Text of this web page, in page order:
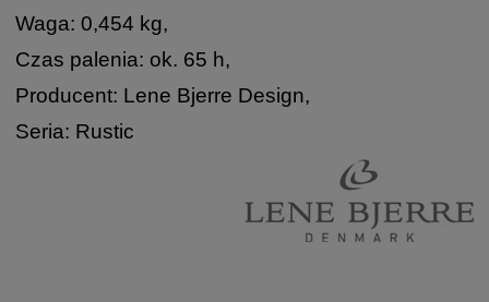
Waga: 0,454 kg,
Czas palenia: ok. 65 h,
Producent: Lene Bjerre Design,
Seria: Rustic